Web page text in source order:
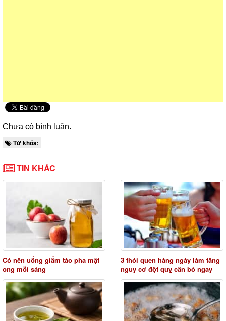
Chưa có bình luận.
Từ khóa:
TIN KHÁC
Có nên uống giấm táo pha mật
ong mỗi sáng
3 thói quen hàng ngày làm tăng
nguy cơ đột quỵ cần bỏ ngay